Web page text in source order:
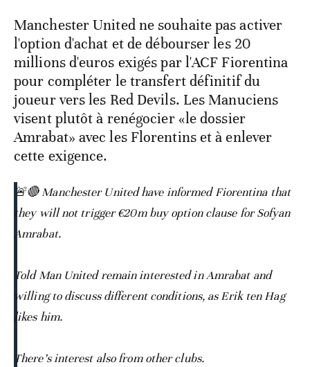
Manchester United ne souhaite pas activer
l'option d'achat et de débourser les 20
millions d'euros exigés par l'ACF Fiorentina
pour compléter le transfert définitif du
joueur vers les Red Devils. Les Manuciens
visent plutôt à renégocier «le dossier
Amrabat» avec les Florentins et à enlever
cette exigence.
🚨🔴 Manchester United have informed Fiorentina that
they will not trigger €20m buy option clause for Sofyan
Amrabat.
Told Man United remain interested in Amrabat and
willing to discuss different conditions, as Erik ten Hag
likes him.
There’s interest also from other clubs.